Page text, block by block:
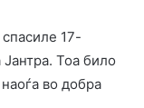
17-
Тоа било
во добра